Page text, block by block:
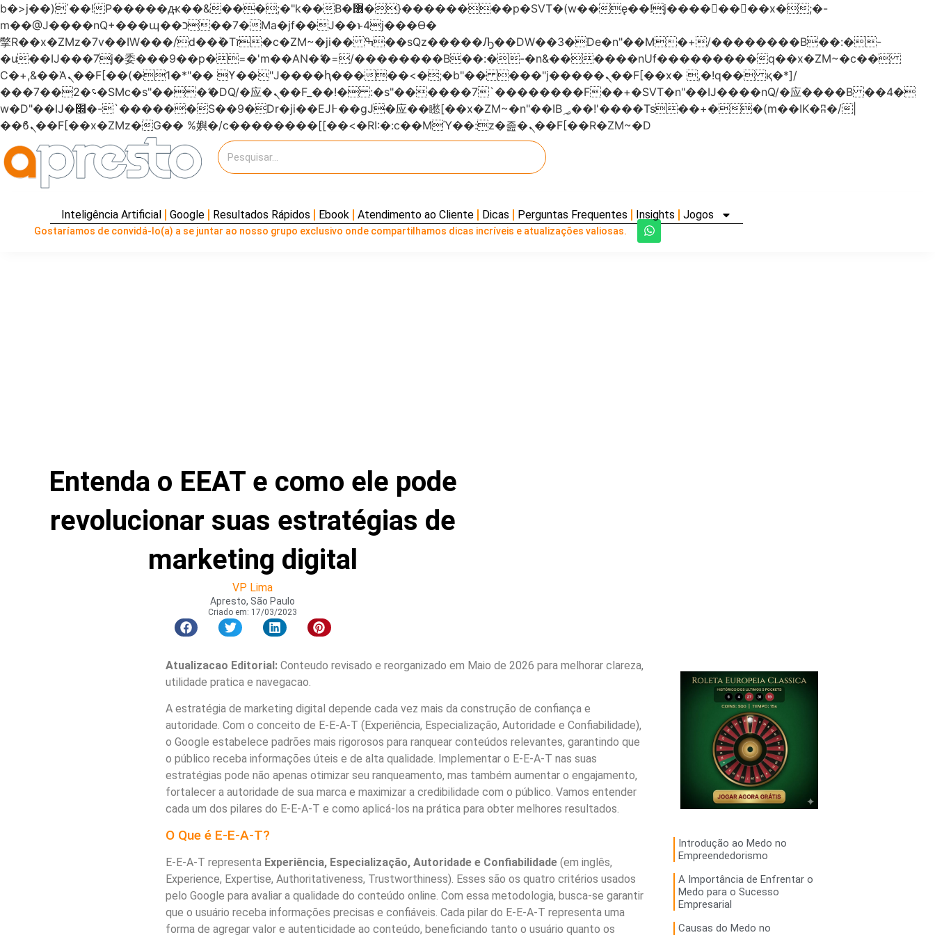
b�>j��)΄��!P�����ԫ��&���;�"k��B�޶�}��������p�SVT�(w��ę��!j��������x�;�-
m��@J����nQ+���պ��כ��7�Ma�jf��J��ͱ4j���Ѳ�
撆R��x�ZMz�7v��IW���/d��ٞ�Тז�c�ZM~�ji�� ߒ��sQz�����Ԡ��DW��3�De�n"��M�+/��������B��:�-
�u��IJ���7j�委���9��p�=�'m��AN�ޭ�=/��������B��:�-�n&������nUf���������q��x�ZM~�c��
Ϲ�+,&��Ὰܢ��F[��(�1�*"�� ϒ��"J����ԧ�����<�;�b"�� ���"j�����ܢ��F[��x� ,�!q�� қ�*]/
���؝�2��7�SMc�s"���ޭ�DQ/�应�ܢ��F_��!� :�s"������7`��������F��+�SVT�n"��IJ����nQ/�应����B ��4�
w�D"��IJ�׭�-`������S��9�Dr�ji��EJ߅��gJ�应��矁[��x�ZM~�n"��IB؃��!'����Тѕ��+��(m��IK�ʭ�/|
��ϐܢ��F[��x�ZMz�G�� %嬩�/c��������[[��<�RI:�:c��MΎ��:z�졾�ܢ��F[��R�ZM~�D
Inteligência Artificial Google Resultados Rápidos Ebook Atendimento ao Cliente Dicas Perguntas Frequentes Insights Jogos
Gostaríamos de convidá-lo(a) a se juntar ao nosso grupo exclusivo onde compartilhamos dicas incríveis e atualizações valiosas.
Entenda o EEAT e como ele pode
revolucionar suas estratégias de
marketing digital
VP Lima
Apresto, São Paulo
Criado em: 17/03/2023
Atualizacao Editorial:Conteudo revisado e reorganizado em Maio de 2026 para melhorar clareza,
utilidade pratica e navegacao.
A estratégia de marketing digital depende cada vez mais da construção de confiança e
autoridade. Com o conceito de E-E-A-T (Experiência, Especialização, Autoridade e Confiabilidade),
o Google estabelece padrões mais rigorosos para ranquear conteúdos relevantes, garantindo que
o público receba informações úteis e de alta qualidade. Implementar o E-E-A-T nas suas
estratégias pode não apenas otimizar seu ranqueamento, mas também aumentar o engajamento,
fortalecer a autoridade de sua marca e maximizar a credibilidade com o público. Vamos entender
cada um dos pilares do E-E-A-T e como aplicá-los na prática para obter melhores resultados.
O Que é E-E-A-T?
E-E-A-T representa Experiência, Especialização, Autoridade e Confiabilidade(em inglês,
Experience, Expertise, Authoritativeness, Trustworthiness). Esses são os quatro critérios usados
pelo Google para avaliar a qualidade do conteúdo online. Com essa metodologia, busca-se garantir
que o usuário receba informações precisas e confiáveis. Cada pilar do E-E-A-T representa uma
forma de agregar valor e autenticidade ao conteúdo, beneficiando tanto o usuário quanto os
Introdução ao Medo no
Empreendedorismo
A Importância de Enfrentar o
Medo para o Sucesso
Empresarial
Causas do Medo no